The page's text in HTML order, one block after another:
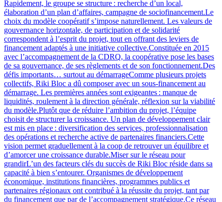
Rapidement, le groupe se structure : recherche d’un local,
élaboration d’un plan d’affaires, campagne de sociofinancement.Le
choix du modèle coopératif s’impose naturellement. Les valeurs de
gouvernance horizontale, de participation et de solidarité
correspondent à l’esprit du projet, tout en offrant des leviers de
financement adaptés à une initiative collective.Constituée en 2015
avec l’accompagnement de la CDRQ, la coopérative pose les bases
de sa gouvernance, de ses règlements et de son fonctionnement.Des
défis importants… surtout au démarrageComme plusieurs projets
collectifs, Riki Bloc a dû composer avec un sous-financement au
démarrage. Les premières années sont exigeantes : manque de
liquidités, roulement à la direction générale, réflexion sur la viabilité
du modèle.Plutôt que de réduire l’ambition du projet, l’équipe
choisit de structurer la croissance. Un plan de développement clair
est mis en place : diversification des services, professionnalisation
des opérations et recherche active de partenaires financiers.Cette
vision permet graduellement à la coop de retrouver un équilibre et
d’amorcer une croissance durable.Miser sur le réseau pour
grandirL’un des facteurs clés du succès de Riki Bloc réside dans sa
capacité à bien s’entourer. Organismes de développement
économique, institutions financières, programmes publics et
partenaires régionaux ont contribué à la réussite du projet, tant par
du financement que par de l’accompagnement stratégique.Ce réseau